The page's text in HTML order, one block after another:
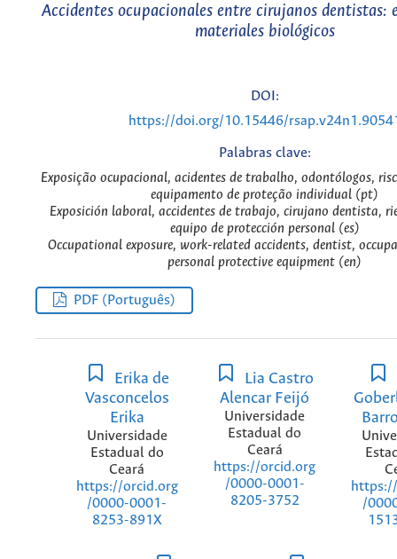
Accidentes ocupacionales entre cirujanos dentistas:
materiales biológicos
DOI:
https://doi.org/10.15446/
Palabras clave:
Exposição ocupacional, acidentes de trabalho, odontólogos,
equipamento de proteção individual (pt)
Exposición laboral, accidentes de trabajo, cirujano dentista,
equipo de protección personal (es)
Occupational exposure, work-related accidents, dentist,
personal protective equipment (en)
PDF (Português)
Erika de
Vasconcelos
Erika
Universidade
Estadual do
Ceará
https://orcid.org
/0000-0001-
8253-891X
Lia Castro
Alencar Feijó
Universidade
Estadual do
Ceará
https://orcid.org
/0000-0001-
8205-3752
/